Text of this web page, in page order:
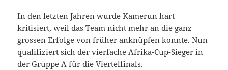
In den letzten Jahren wurde Kamerun hart
kritisiert, weil das Team nicht mehr an die ganz
grossen Erfolge von früher anknüpfen konnte. Nun
qualifiziert sich der vierfache Afrika-Cup-Sieger in
der Gruppe A für die Viertelfinals.